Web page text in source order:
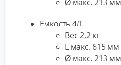
Ø макс. 213 мм
Емкость 4Л
Вес 2,2 кг
L макс. 615 мм
Ø макс. 213 мм